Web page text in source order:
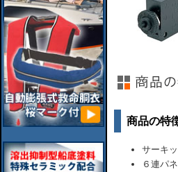
商品の特
サーキ
６連パ